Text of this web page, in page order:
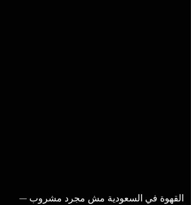
القهوة في السعودية مش مجرد مشروب —